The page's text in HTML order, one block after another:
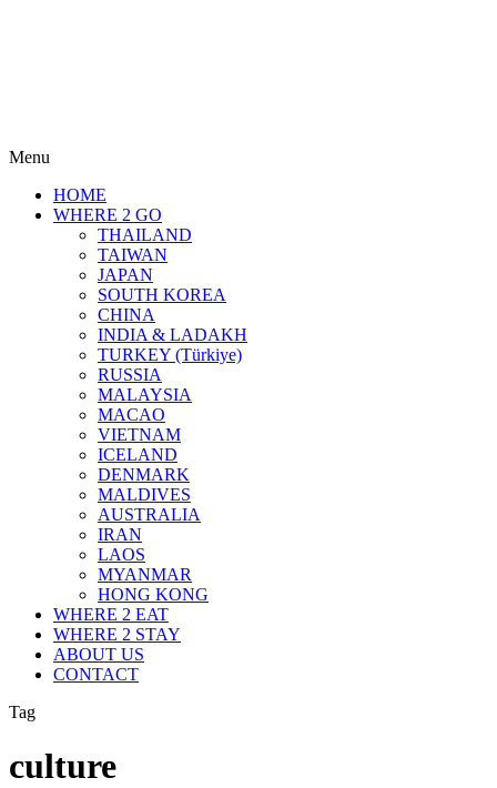
Menu
HOME
WHERE 2 GO
THAILAND
TAIWAN
JAPAN
SOUTH KOREA
CHINA
INDIA & LADAKH
TURKEY (Türkiye)
RUSSIA
MALAYSIA
MACAO
VIETNAM
ICELAND
DENMARK
MALDIVES
AUSTRALIA
IRAN
LAOS
MYANMAR
HONG KONG
WHERE 2 EAT
WHERE 2 STAY
ABOUT US
CONTACT
Tag
culture